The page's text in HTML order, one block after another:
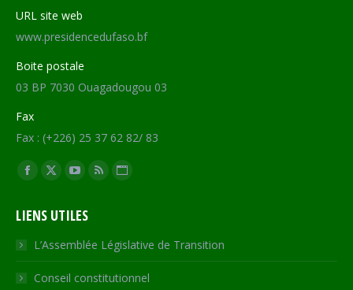
URL site web
www.presidencedufaso.bf
Boite postale
03 BP 7030 Ouagadougou 03
Fax
Fax : (+226) 25 37 62 82/ 83
Trouvez nous sur :
Facebook
opens
in
new
window
X
opens
in
new
window
YouTube
opens
in
new
window
RSS
in
new
window
Site
opens
in
new
LIENS UTILES
L’Assemblée Législative de Transition
Conseil constitutionnel